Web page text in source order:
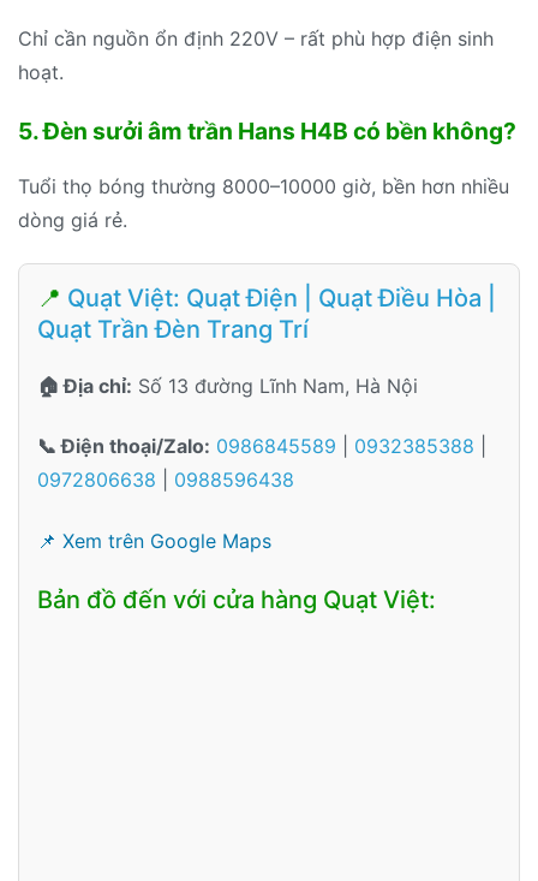
Chỉ cần nguồn ổn định 220V – rất phù hợp điện sinh
hoạt.
5. Đèn sưởi âm trần Hans H4B có bền không?
Tuổi thọ bóng thường 8000–10000 giờ, bền hơn nhiều
dòng giá rẻ.
📍 Quạt Việt: Quạt Điện | Quạt Điều Hòa |
Quạt Trần Đèn Trang Trí
🏠 Địa chỉ: Số 13 đường Lĩnh Nam, Hà Nội
📞 Điện thoại/Zalo: 0986845589 0932385388
0972806638
0988596438
📌 Xem trên Google Maps
Bản đồ đến với cửa hàng Quạt Việt: